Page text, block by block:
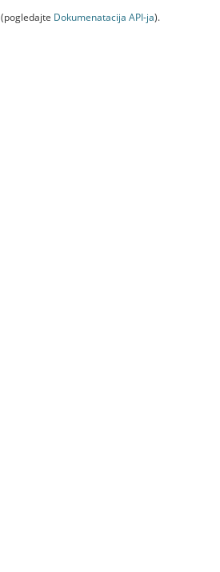
(pogledajte Dokumenаtаcijа API-jа).